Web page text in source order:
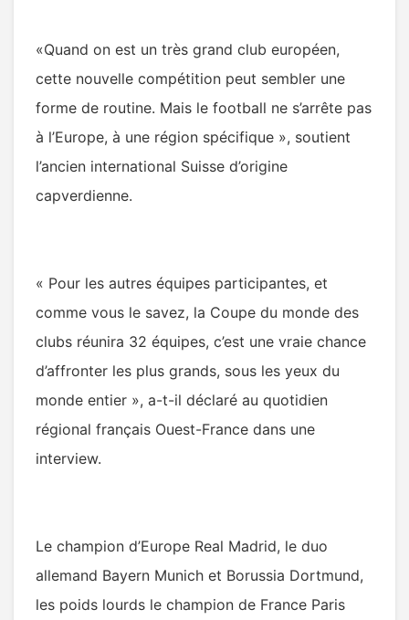
«Quand on est un très grand club européen,
cette nouvelle compétition peut sembler une
forme de routine. Mais le football ne s’arrête pas
à l’Europe, à une région spécifique », soutient
l’ancien international Suisse d’origine
capverdienne.
« Pour les autres équipes participantes, et
comme vous le savez, la Coupe du monde des
clubs réunira 32 équipes, c’est une vraie chance
d’affronter les plus grands, sous les yeux du
monde entier », a-t-il déclaré au quotidien
régional français Ouest-France dans une
interview.
Le champion d’Europe Real Madrid, le duo
allemand Bayern Munich et Borussia Dortmund,
les poids lourds le champion de France Paris